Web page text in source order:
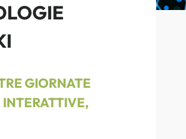
GIORNATE
INTERATTIVE,